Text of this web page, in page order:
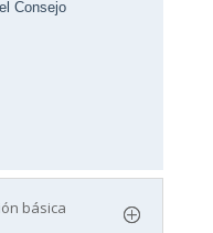
básica